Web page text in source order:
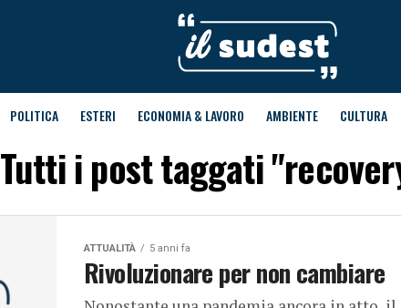
POLITICA ESTERI ECONOMIA & LAVORO AMBIENTE CULTURA
Tutti i post taggati
ATTUALITÀ 5 anni fa
Rivoluzionare per non cambiare